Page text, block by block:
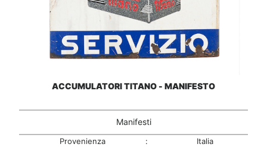
ACCUMULATORI TITANO - MANIFESTO
Manifesti
Provenienza : Italia